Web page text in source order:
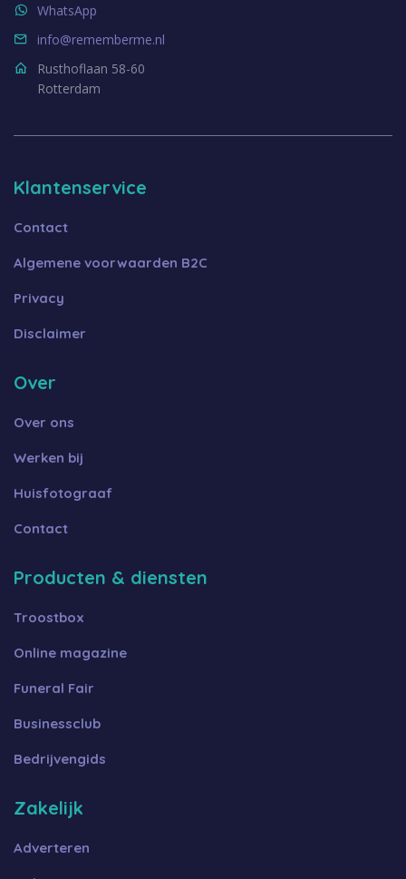
WhatsApp
info@rememberme.nl
Rusthoflaan 58-60
Rotterdam
Klantenservice
Contact
Algemene voorwaarden B2C
Privacy
Disclaimer
Over
Over ons
Werken bij
Huisfotograaf
Contact
Producten & diensten
Troostbox
Online magazine
Funeral Fair
Businessclub
Bedrijvengids
Zakelijk
Adverteren